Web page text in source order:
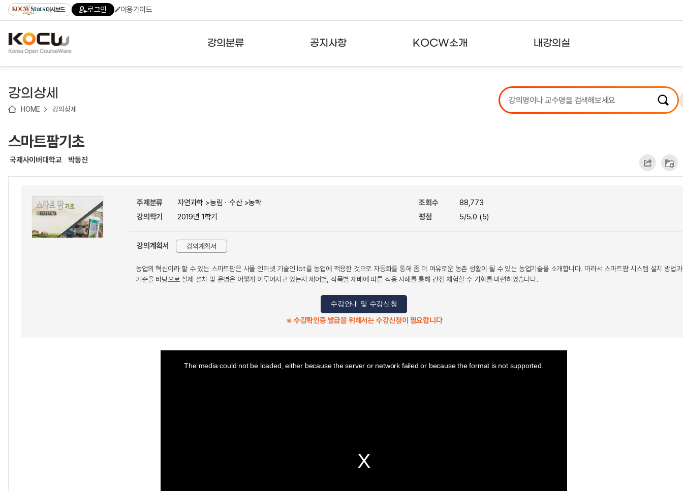
기
기
기
content)
가
대시보드 로그인 이용가이드
강의분류 공지사항 KOCW소개 내강의실
강의리스트
수강확인증강의
강의상세
HOME 강의상세
스마트팜기초
국제사이버대학교 박동진
주제분류
자연과학 >농림ㆍ수산 >농학
강의학기
2019년 1학기
조회수
88,773
평점
5/5.0 (5)
강의계획서 강의계획서
농업의 혁신이라 할 수 있는 스마트팜은 사물 인터넷 기술인 lot를 농업에 적용한 것으로 자동화를 통해 좀 더 여유로운 농촌 생활이 될 수 있는 농업기술을 소개합니다. 따라서 스마트팜 시스템 설치 방법과
기준을 바탕으로 실제 설치 및 운영은 어떻게 이루어지고 있는지 제어별, 작목별 재배에 따른 적용 사례를 통해 간접 체험할 수 기회를 마련하였습니다.
수강안내 및 수강신청
※ 수강확인증 발급을 위해서는 수강신청이 필요합니다
The media could not be loaded, either because the server or network failed or because the format is not supported.